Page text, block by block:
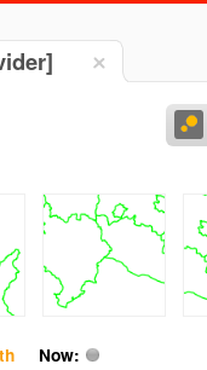
Now: